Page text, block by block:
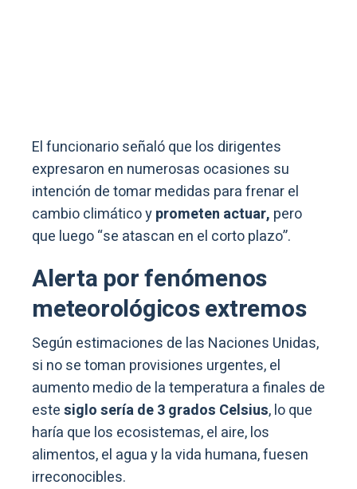
El funcionario señaló que los dirigentes
expresaron en numerosas ocasiones su
intención de tomar medidas para frenar el
cambio climático yprometen actuar, pero
que luego “se atascan en el corto plazo”.
Alerta por fenómenos
meteorológicos extremos
Según estimaciones de las Naciones Unidas,
si no se toman provisiones urgentes, el
aumento medio de la temperatura a finales de
estesiglo sería de 3 grados Celsius, lo que
haría que los ecosistemas, el aire, los
alimentos, el agua y la vida humana, fuesen
irreconocibles.